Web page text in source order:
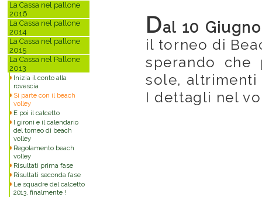
La Cassa nel pallone
2016
La Cassa nel pallone
2014
La Cassa nel pallone
2015
La Cassa nel Pallone
2013
Inizia il conto alla
rovescia
Si parte con il beach
volley
E poi il calcetto
I gironi e il calendario
del torneo di beach
volley
Regolamento beach
volley
Risultati prima fase
Risultati seconda fase
Le squadre del calcetto
2013, finalmente !
Dal 10
il torneo di
sperando
sole, altrimenti
I dettagli nel